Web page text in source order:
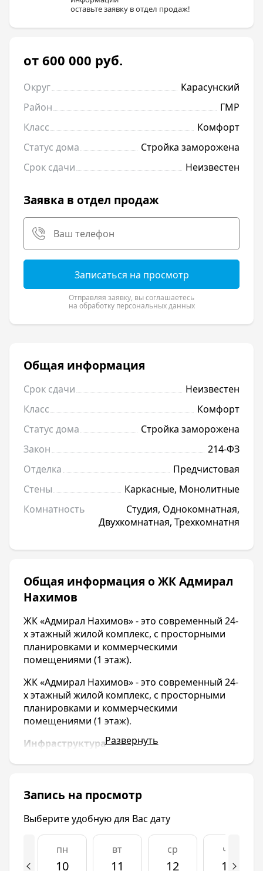
оставьте заявку в отдел продаж!
от 600 000 руб.
Округ
Карасунский
Район
ГМР
Класс
Комфорт
Статус дома
Стройка заморожена
Срок сдачи
Неизвестен
Заявка в отдел продаж
Записаться на просмотр
Отправляя заявку, вы соглашаетесь
на обработку персональных данных
Общая информация
Срок сдачи
Неизвестен
Класс
Комфорт
Статус дома
Стройка заморожена
Закон
214-ФЗ
Отделка
Предчистовая
Стены
Каркасные, Монолитные
Комнатность
Студия, Однокомнатная,
Двухкомнатная, Трехкомнатня
Общая информация о ЖК Адмирал
Нахимов
ЖК «Адмирал Нахимов» - это современный 24-
х этажный жилой комплекс, с просторными
планировками и коммерческими
помещениями (1 этаж).
ЖК «Адмирал Нахимов» - это современный 24-
х этажный жилой комплекс, с просторными
планировками и коммерческими
помещениями (1 этаж).
Инфраструктура
Объект расположен на юго-востоке города
утопающем в зелени микрорайоне
Гидростроителей (ГМР). Уникальные
природные условия делают это место
идеальным для комфортной жизни. Здесь ВЫ,
живя в городе, будете ближе к природе,
отдыхать от шума и суеты центра, который
никогда не спит. В микрорайоне очень
Развернуть
Запись на просмотр
Выберите удобную для Вас дату
пн
10
вт
11
ср
12
чт
13